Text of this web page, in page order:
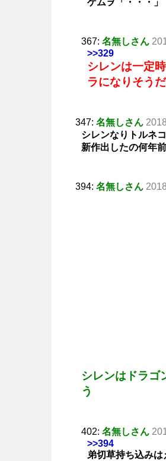
ゲムヲ「・・・」
367: 名無しさん
>>329
シレンは一定
ラになりそう
347: 名無しさん
シレンなりトルネ
新作出したの何年
394: 名無しさん
シレンはドラゴ
う
402: 名無しさん
>>394
弟切草持ち込みは